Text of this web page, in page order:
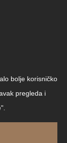
bolje korisničko
pregleda i